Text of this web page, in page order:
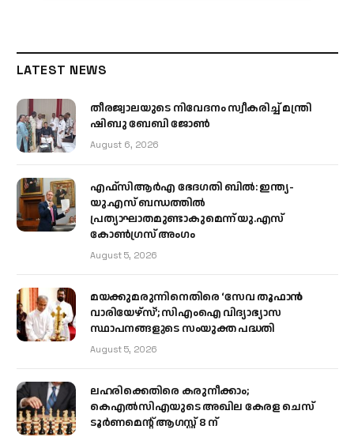
LATEST NEWS
തീരജ്വാലയുടെ നിവേദനം സ്വീകരിച്ച് മന്ത്രി
ഷിബു ബേബി ജോൺ
August 6, 2026
എഫ്‌സിആർഎ ഭേദഗതി ബിൽ: ഇന്ത്യ-
യു.എസ് ബന്ധത്തിൽ
പ്രത്യാഘാതമുണ്ടാകുമെന്ന് യു.എസ്
കോൺഗ്രസ് അംഗം
August 5, 2026
മയക്കുമരുന്നിനെതിരെ ‘സേവ തൂഫാൻ
വാരിയേഴ്‌സ്’; സിഎംഐ വിദ്യാഭ്യാസ
സ്ഥാപനങ്ങളുടെ സംയുക്ത പദ്ധതി
August 5, 2026
ലഹരിക്കെതിരെ കരുനീക്കാം;
കെഎൽസിഎയുടെ അഖില കേരള ചെസ്
ടൂർണമെന്റ് ആഗസ്റ്റ് 8 ന്